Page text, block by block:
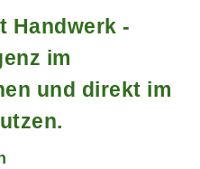
Handwerk -
im
und direkt im